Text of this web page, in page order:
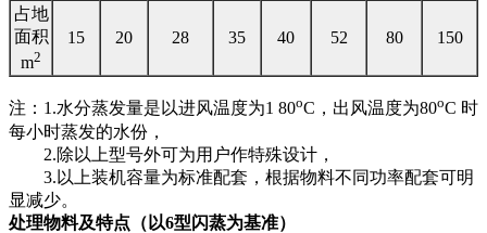
占地
面积
m2
15 20 28 35 40 52 80 150
注：1.水分蒸发量是以进风温度为1 80oC，出风温度为80oC 时
每小时蒸发的水份，
2.除以上型号外可为用户作特殊设计，
3.以上装机容量为标准配套，根据物料不同功率配套可明
显减少。
处理物料及特点（以6型闪蒸为基准）